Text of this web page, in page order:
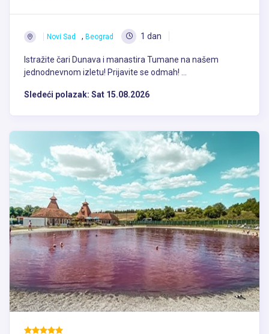
Novi Sad , Beograd 1 dan
Istražite čari Dunava i manastira Tumane na našem
jednodnevnom izletu! Prijavite se odmah! ...
Sledeći polazak: Sat 15.08.2026